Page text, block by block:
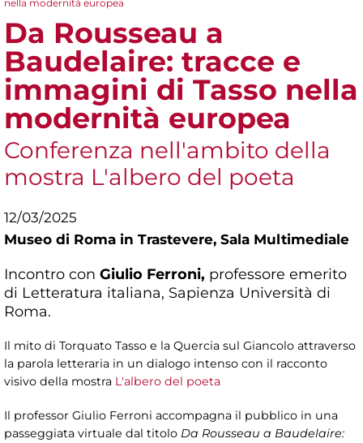
nella modernità europea
Da Rousseau a
Baudelaire: tracce e
immagini di Tasso nella
modernità europea
Conferenza nell'ambito della
mostra L'albero del poeta
12/03/2025
Museo di Roma in Trastevere, Sala Multimediale
Incontro con Giulio Ferroni, professore emerito
di Letteratura italiana, Sapienza Università di
Roma.
Il mito di Torquato Tasso e la Quercia sul Giancolo attraverso
la parola letteraria in un dialogo intenso con il racconto
visivo della mostra L'albero del poeta
Il professor Giulio Ferroni accompagna il pubblico in una
passeggiata virtuale dal titolo Da Rousseau a Baudelaire: